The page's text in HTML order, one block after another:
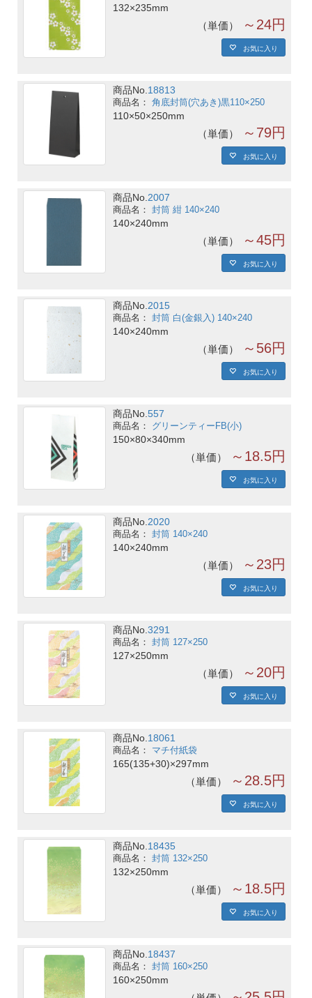
132×235mm
単価 ～24円
お気に入り
商品No. 18813
角底封筒(穴あき)黒110×250
110×50×250mm
単価 ～79円
お気に入り
商品No.2007
封筒 紺 140×240
140×240mm
単価 ～45円
お気に入り
商品No.2015
封筒 白(金銀入) 140×240
140×240mm
単価 ～56円
お気に入り
商品No.557
グリーンティーFB(小)
150×80×340mm
単価 ～18.5円
お気に入り
商品No.2020
封筒 140×240
140×240mm
単価 ～23円
お気に入り
商品No.3291
封筒 127×250
127×250mm
単価 ～20円
お気に入り
商品No.18061
マチ付紙袋
165(135+30)×297mm
単価 ～28.5円
お気に入り
商品No.18435
封筒 132×250
132×250mm
単価 ～18.5円
お気に入り
商品No.18437
封筒 160×250
160×250mm